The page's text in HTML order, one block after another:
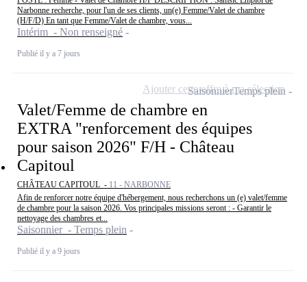
Narbonne recherche, pour l'un de ses clients, un(e) Femme/Valet de chambre
(H/F/D) En tant que Femme/Valet de chambre, vous...
Intérim - Non renseigné
Publié il y a 7 jours
Valet/Femme de chambre en
EXTRA "renforcement des équipes
pour saison 2026" F/H - Château
Capitoul
CHÂTEAU CAPITOUL - 11 - NARBONNE
Afin de renforcer notre équipe d'hébergement, nous recherchons un (e) valet/femme
de chambre pour la saison 2026. Vos principales missions seront : - Garantir le
nettoyage des chambres et...
Saisonnier - Temps plein
Publié il y a 9 jours
SaisonnierTemps plein
Ajouter cette offre à ma sélection